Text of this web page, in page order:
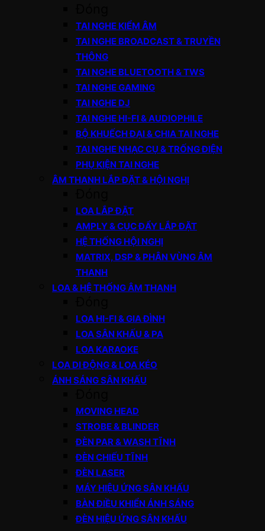
TAI NGHE KIỂM ÂM
TAI NGHE BROADCAST & TRUYỀN
THÔNG
TAI NGHE BLUETOOTH & TWS
TAI NGHE GAMING
TAI NGHE DJ
TAI NGHE HI-FI & AUDIOPHILE
BỘ KHUẾCH ĐẠI & CHIA TAI NGHE
TAI NGHE NHẠC CỤ & TRỐNG ĐIỆN
PHỤ KIỆN TAI NGHE
ÂM THANH LẮP ĐẶT & HỘI NGHỊ
LOA LẮP ĐẶT
AMPLY & CỤC ĐẨY LẮP ĐẶT
HỆ THỐNG HỘI NGHỊ
MATRIX, DSP & PHÂN VÙNG ÂM
THANH
LOA & HỆ THỐNG ÂM THANH
LOA HI-FI & GIA ĐÌNH
LOA SÂN KHẤU & PA
LOA KARAOKE
LOA DI ĐỘNG & LOA KÉO
ÁNH SÁNG SÂN KHẤU
MOVING HEAD
STROBE & BLINDER
ĐÈN PAR & WASH TĨNH
ĐÈN CHIẾU TĨNH
ĐÈN LASER
MÁY HIỆU ỨNG SÂN KHẤU
BÀN ĐIỀU KHIỂN ÁNH SÁNG
ĐÈN HIỆU ỨNG SÂN KHẤU